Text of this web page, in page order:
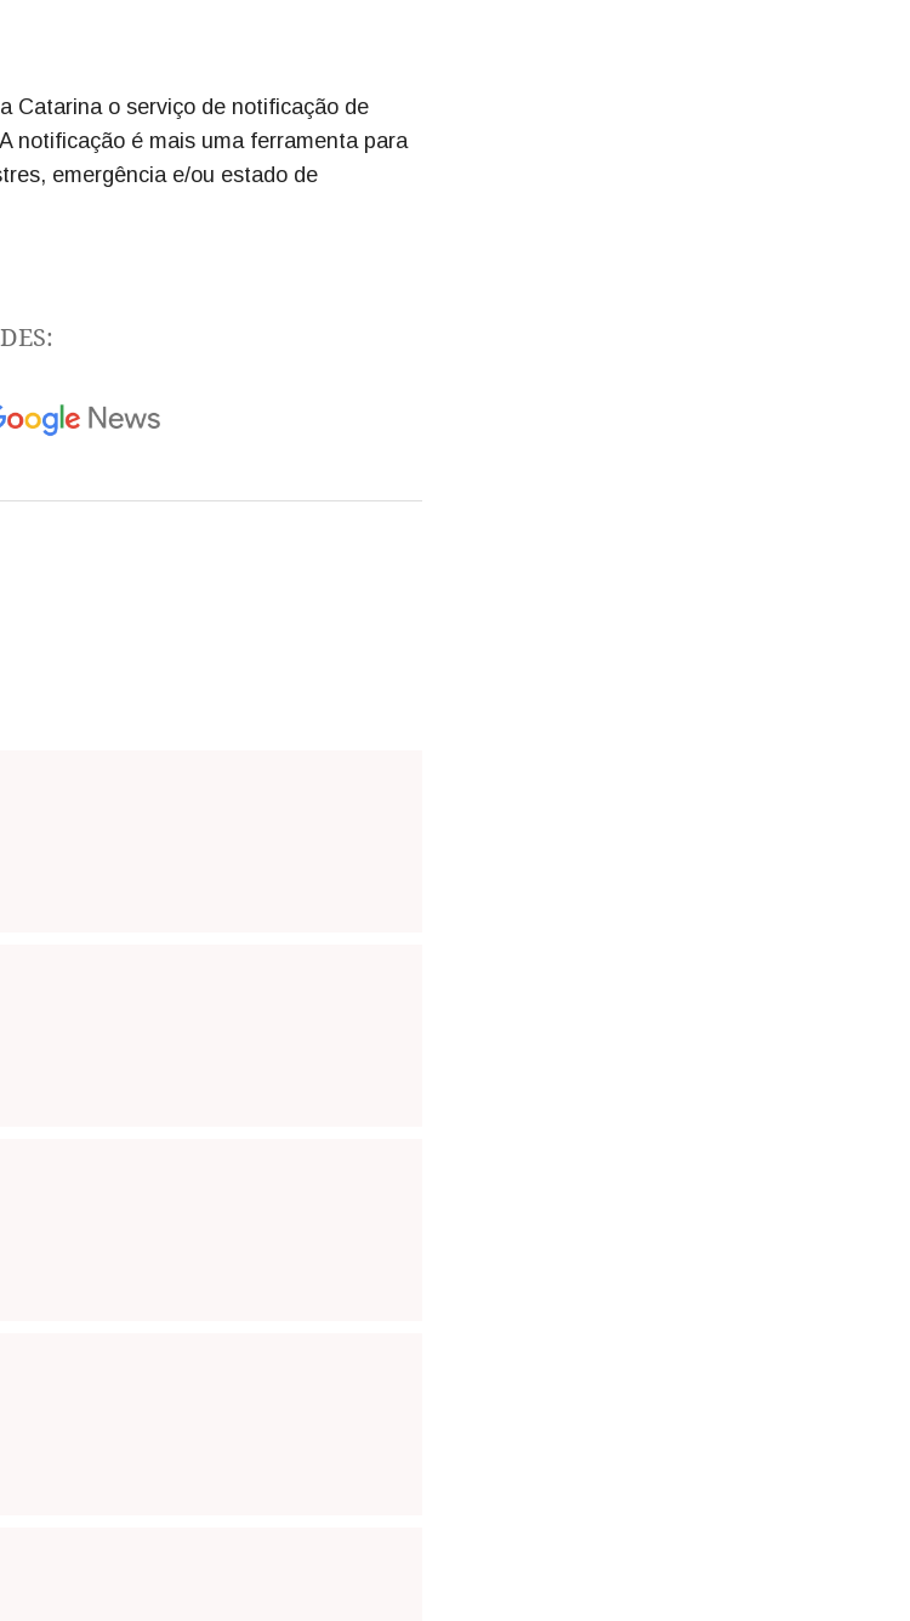
Catarina o serviço de notificação de
notificação é mais uma ferramenta para
emergência e/ou estado de